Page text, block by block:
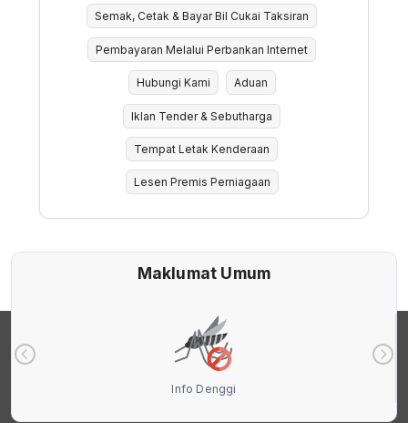
Semak, Cetak & Bayar Bil Cukai Taksiran
Pembayaran Melalui Perbankan Internet
Hubungi Kami Aduan
Iklan Tender & Sebutharga
Tempat Letak Kenderaan
Lesen Premis Perniagaan
Maklumat Umum
Info Denggi